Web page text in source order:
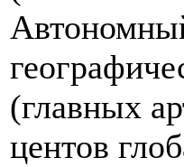
(главных
центов